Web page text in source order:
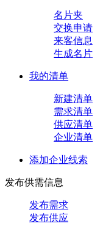
名片夹
交换申请
来客信息
生成名片
我的清单
新建清单
需求清单
供应清单
企业清单
添加企业线索
发布供需信息
发布需求
发布供应